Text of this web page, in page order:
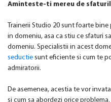
Aminteste-ti mereu de
Trainerii Studio 20 sunt foarte
in domeniu, asa ca stiu ce sfaturi
domeniu. Specialistii in acest
seductie sunt eficiente si cum te
admiratorii.
De asemenea, acestia te vor
si cum sa abordezi orice